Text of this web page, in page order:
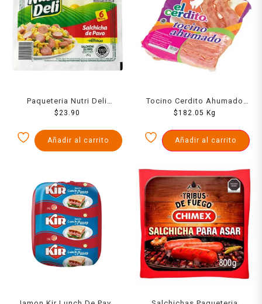
Paqueteria Nutri Deli
Salchicha De Pavo 250Gr
$23.90
Añadir al carrito
Tocino Cerdito Ahumado
1000 Grs
$182.05 Kg
Añadir al carrito